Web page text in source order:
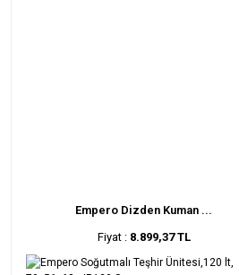
Empero Dizden Kuman ...
Fiyat : 8.899,37 TL